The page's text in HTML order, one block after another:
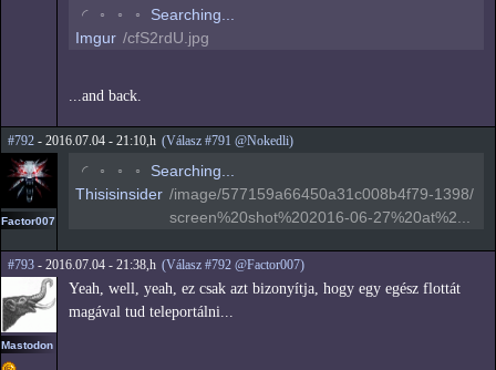
◡ ◦ ◦ ◦
Searching...
Imgur /cfS2rdU.jpg
...and back.
#792 - 2016.07.04 - 21:10,h (Válasz #791 @Nokedli)
Factor007
◡ ◦ ◦ ◦
Searching...
Thisisinsider /image/577159a66450a31c008b4f79-1398/
screen%20shot%202016-06-27%20at%2...
#793 - 2016.07.04 - 21:38,h (Válasz #792 @Factor007)
Mastodon
Yeah, well, yeah, ez csak azt bizonyítja, hogy egy egész flottát
magával tud teleportálni...